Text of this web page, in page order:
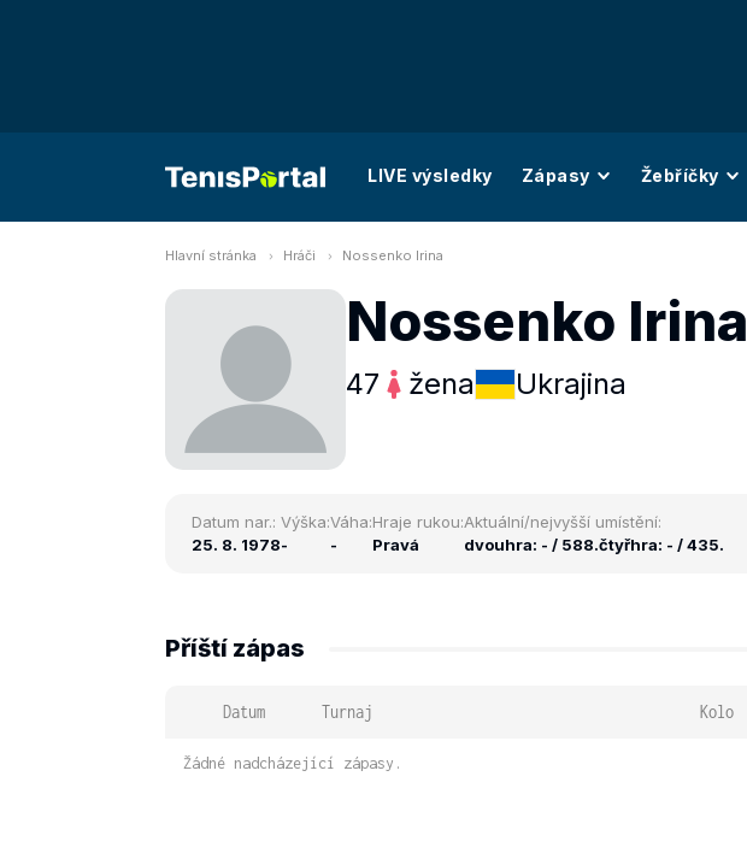
LIVE výsledky Zápasy Žebříčky
Hlavní stránka Hráči Nossenko Irina
Nossenko Irina
47 žena Ukrajina
Datum nar.:
25. 8. 1978
Výška:
-
Váha:
-
Hraje rukou:
Pravá
Aktuální/nejvyšší umístění:
dvouhra: - / 588.čtyřhra: - / 435.
Příští zápas
Datum Turnaj Kolo
Žádné nadcházející zápasy.